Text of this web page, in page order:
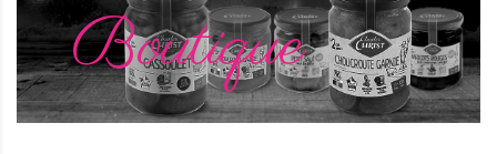
Boutique